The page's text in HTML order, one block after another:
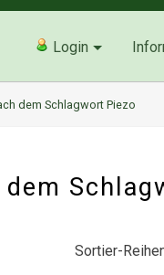
Login
dem Schlagwort Piezo
Sortier-